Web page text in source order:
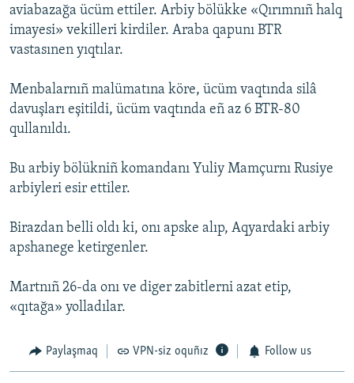
aviabazağa ücüm ettiler. Arbiy bölükke «Qırımnıñ halq
imayesi» vekilleri kirdiler. Araba qapunı BTR
vastasınen yıqtılar.
Menbalarnıñ malümatına köre, ücüm vaqtında silâ
davuşları eşitildi, ücüm vaqtında eñ az 6 BTR-80
qullanıldı.
Bu arbiy bölükniñ komandanı Yuliy Mamçurnı Rusiye
arbiyleri esir ettiler.
Birazdan belli oldı ki, onı apske alıp, Aqyardaki arbiy
apshanege ketirgenler.
Martnıñ 26-da onı ve diger zabitlerni azat etip,
«qıtağa» yolladılar.
Paylaşmaq VPN-siz oquñız Follow us